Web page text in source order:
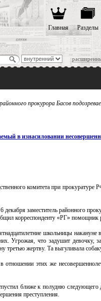
Главная Разделы
прокурора Басов
в изнасиловании
комитета при
декабря заместитель районного
корреспонденту «РГ»
школьницы
Угрожая, что задушит девочку,
третью жертву. Та выгуливала
этих же
ближе к полудню следующего
преступления.